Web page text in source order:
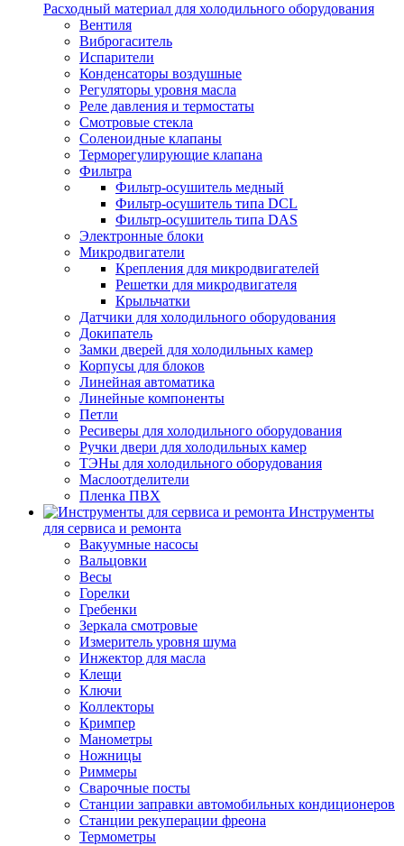
Расходный материал для холодильного оборудования
Вентиля
Виброгаситель
Испарители
Конденсаторы воздушные
Регуляторы уровня масла
Реле давления и термостаты
Смотровые стекла
Соленоидные клапаны
Терморегулирующие клапана
Фильтра
Фильтр-осушитель медный
Фильтр-осушитель типа DCL
Фильтр-осушитель типа DAS
Электронные блоки
Микродвигатели
Крепления для микродвигателей
Решетки для микродвигателя
Крыльчатки
Датчики для холодильного оборудования
Докипатель
Замки дверей для холодильных камер
Корпусы для блоков
Линейная автоматика
Линейные компоненты
Петли
Ресиверы для холодильного оборудования
Ручки двери для холодильных камер
ТЭНы для холодильного оборудования
Маслоотделители
Пленка ПВХ
Инструменты
для сервиса и ремонта
Вакуумные насосы
Вальцовки
Весы
Горелки
Гребенки
Зеркала смотровые
Измеритель уровня шума
Инжектор для масла
Клещи
Ключи
Коллекторы
Кримпер
Манометры
Ножницы
Риммеры
Сварочные посты
Станции заправки автомобильных кондиционеров
Станции рекуперации фреона
Термометры